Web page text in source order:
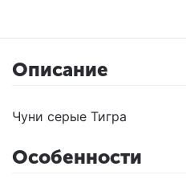
Описание
Чуни серые Тигра
Особенности